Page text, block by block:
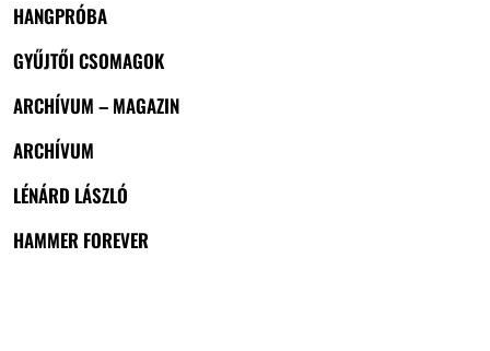
HANGPRÓBA
GYŰJTŐI CSOMAGOK
ARCHÍVUM – MAGAZIN
ARCHÍVUM
LÉNÁRD LÁSZLÓ
HAMMER FOREVER